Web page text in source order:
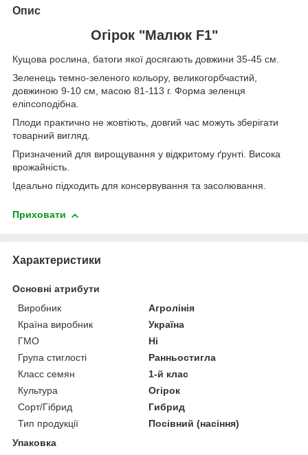
Опис
Огірок "Малюк F1"
Кущова рослина, батоги якої досягають довжини 35-45 см.
Зеленець темно-зеленого кольору, великогорбчастий,
довжиною 9-10 см, масою 81-113 г. Форма зеленця
еліпсоподібна.
Плоди практично не жовтіють, довгий час можуть зберігати
товарний вигляд.
Призначений для вирощування у відкритому ґрунті. Висока
врожайність.
Ідеально підходить для консервування та засолювання.
Приховати
Характеристики
Основні атрибути
Виробник
Агролінія
Країна виробник
Україна
ГМО
Ні
Група стиглості
Ранньостигла
Класс семян
1-й клас
Культура
Огірок
Сорт/Гібрид
Гибрид
Тип продукції
Посівний (насіння)
Упаковка